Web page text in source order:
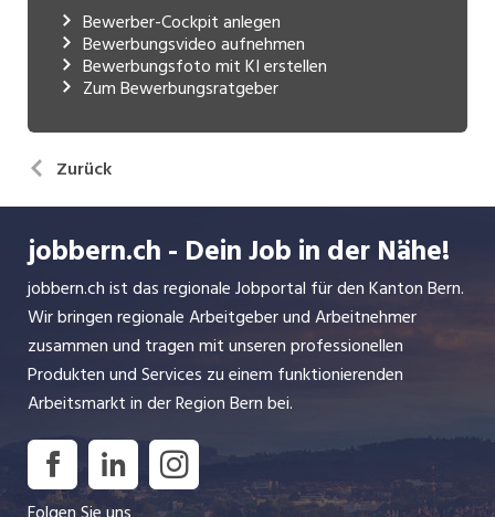
Bewerber-Cockpit anlegen
Bewerbungsvideo aufnehmen
Bewerbungsfoto mit KI erstellen
Zum Bewerbungsratgeber
Zurück
jobbern.ch - Dein Job in der Nähe!
jobbern.ch ist das regionale Jobportal für den Kanton Bern.
Wir bringen regionale Arbeitgeber und Arbeitnehmer
zusammen und tragen mit unseren professionellen
Produkten und Services zu einem funktionierenden
Arbeitsmarkt in der Region Bern bei.